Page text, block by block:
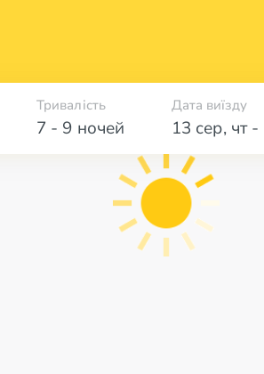
7 - 9 ночей
Тривалість Дата виїзду
13 сер, чт-